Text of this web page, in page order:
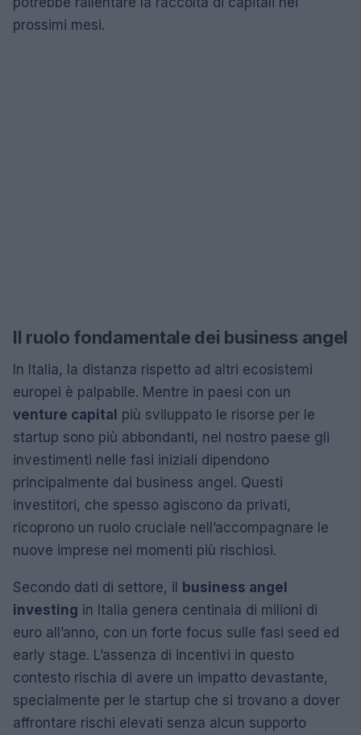
prossimi mesi.
Il ruolo fondamentale dei business angel
In Italia, la distanza rispetto ad altri ecosistemi
europei è palpabile. Mentre in paesi con un
venture capital più sviluppato le risorse per le
startup sono più abbondanti, nel nostro paese gli
investimenti nelle fasi iniziali dipendono
principalmente dai business angel. Questi
investitori, che spesso agiscono da privati,
ricoprono un ruolo cruciale nell’accompagnare le
nuove imprese nei momenti più rischiosi.
Secondo dati di settore, il business angel
investing in Italia genera centinaia di milioni di
euro all’anno, con un forte focus sulle fasi seed ed
early stage. L’assenza di incentivi in questo
contesto rischia di avere un impatto devastante,
specialmente per le startup che si trovano a dover
affrontare rischi elevati senza alcun supporto